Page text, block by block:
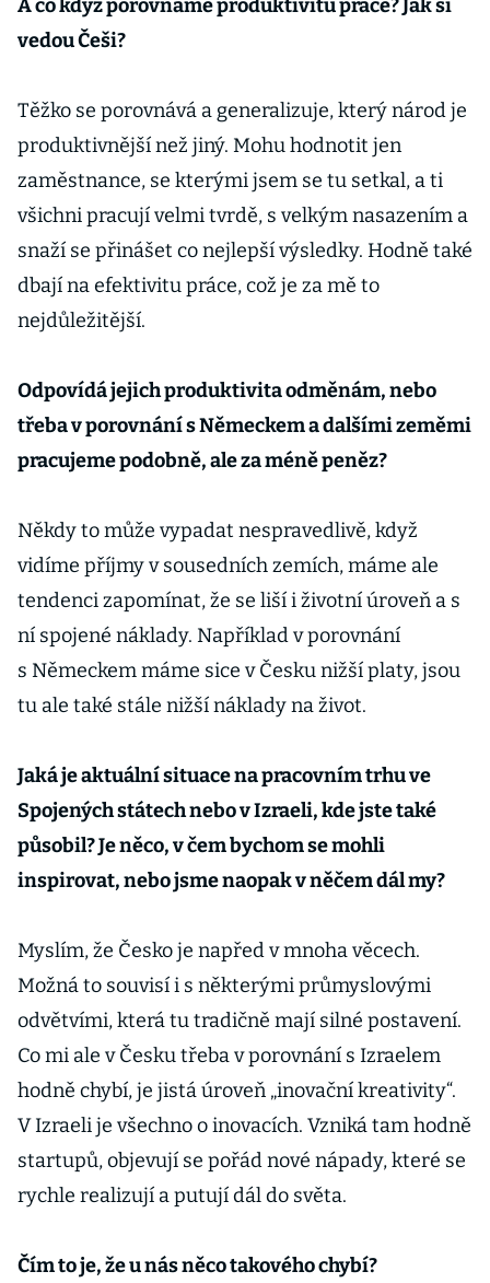
A co když porovnáme produktivitu práce? Jak si
vedou Češi?
Těžko se porovnává a generalizuje, který národ je
produktivnější než jiný. Mohu hodnotit jen
zaměstnance, se kterými jsem se tu setkal, a ti
všichni pracují velmi tvrdě, s velkým nasazením a
snaží se přinášet co nejlepší výsledky. Hodně také
dbají na efektivitu práce, což je za mě to
nejdůležitější.
Odpovídá jejich produktivita odměnám, nebo
třeba v porovnání s Německem a dalšími zeměmi
pracujeme podobně, ale za méně peněz?
Někdy to může vypadat nespravedlivě, když
vidíme příjmy v sousedních zemích, máme ale
tendenci zapomínat, že se liší i životní úroveň a s
ní spojené náklady. Například v porovnání
s Německem máme sice v Česku nižší platy, jsou
tu ale také stále nižší náklady na život.
Jaká je aktuální situace na pracovním trhu ve
Spojených státech nebo v Izraeli, kde jste také
působil? Je něco, v čem bychom se mohli
inspirovat, nebo jsme naopak v něčem dál my?
Myslím, že Česko je napřed v mnoha věcech.
Možná to souvisí i s některými průmyslovými
odvětvími, která tu tradičně mají silné postavení.
Co mi ale v Česku třeba v porovnání s Izraelem
hodně chybí, je jistá úroveň „inovační kreativity“.
V Izraeli je všechno o inovacích. Vzniká tam hodně
startupů, objevují se pořád nové nápady, které se
rychle realizují a putují dál do světa.
Čím to je, že u nás něco takového chybí?